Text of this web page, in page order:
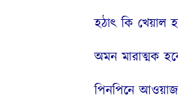
হঠাৎ কি খেয়াল
অমন মারাত্মক হবে
পিনপিনে আওয়াজটা